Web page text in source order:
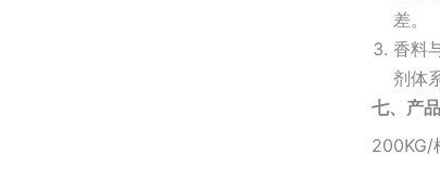
差。
香料
剂体
七、产
200KG/